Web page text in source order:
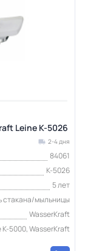
Leine K-5026
2-4 дня
84061
K-5026
5 лет
стакана/мыльницы
WasserKraft
K-5000, WasserKraft